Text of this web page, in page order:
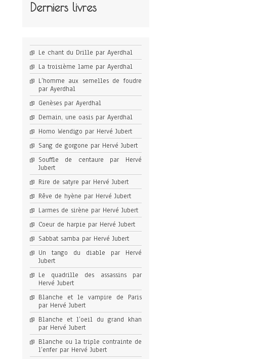
Derniers livres
Le chant du Drille par Ayerdhal
La troisième lame par Ayerdhal
L’homme aux semelles de foudre
par Ayerdhal
Genèses par Ayerdhal
Demain, une oasis par Ayerdhal
Homo Wendigo par Hervé Jubert
Sang de gorgone par Hervé Jubert
Souffle de centaure par Hervé
Jubert
Rire de satyre par Hervé Jubert
Rêve de hyène par Hervé Jubert
Larmes de sirène par Hervé Jubert
Coeur de harpie par Hervé Jubert
Sabbat samba par Hervé Jubert
Un tango du diable par Hervé
Jubert
Le quadrille des assassins par
Hervé Jubert
Blanche et le vampire de Paris
par Hervé Jubert
Blanche et l’oeil du grand khan
par Hervé Jubert
Blanche ou la triple contrainte de
l’enfer par Hervé Jubert